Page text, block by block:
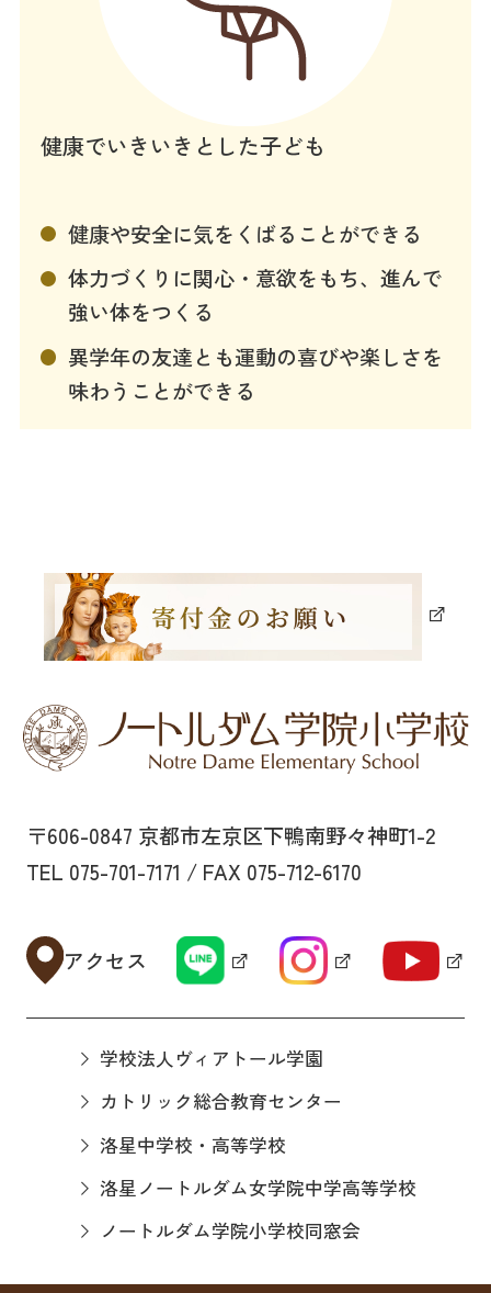
健康でいきいきとした子ども
健康や安全に気をくばることができる
体力づくりに関心・意欲をもち、進んで
強い体をつくる
異学年の友達とも運動の喜びや楽しさを
味わうことができる
〒606-0847 京都市左京区下鴨南野々神町1-2
TEL 075-701-7171 / FAX 075-712-6170
アクセス
学校法人ヴィアトール学園
カトリック総合教育センター
洛星中学校・高等学校
洛星ノートルダム女学院中学高等学校
ノートルダム学院小学校同窓会